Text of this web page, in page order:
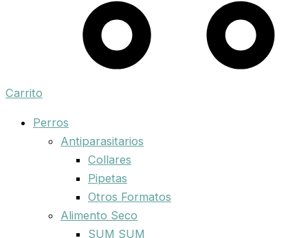
Carrito
Perros
Antiparasitarios
Collares
Pipetas
Otros Formatos
Alimento Seco
SUM SUM